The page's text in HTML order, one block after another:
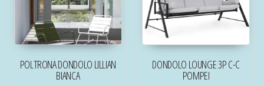
POLTRONA DONDOLO LILLIAN
BIANCA
DONDOLO LOUNGE 3P C-C
POMPEI